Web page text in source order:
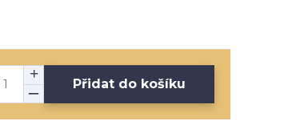
Přidat do košíku